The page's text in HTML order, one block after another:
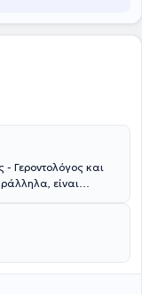
- Γεροντολόγος και
είναι
Πανεπιστημίου
Ογκολογία και στη